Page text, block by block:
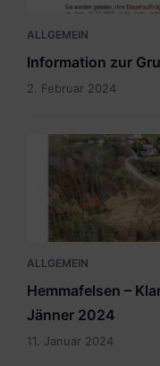
ALLGEMEIN
Information zur
2. Februar 2024
ALLGEMEIN
Hemmafelsen –
Jänner 2024
11. Januar 2024